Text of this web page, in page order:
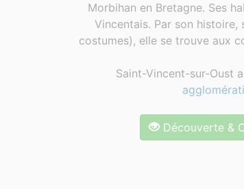
Morbihan en Bretagne. Ses
Vincentais. Par son histoire,
costumes), elle se trouve aux
Saint-Vincent-sur-Oust
Découverte &